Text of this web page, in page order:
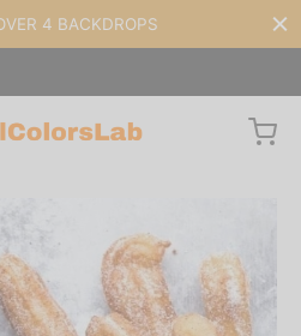
4 BACKDROPS